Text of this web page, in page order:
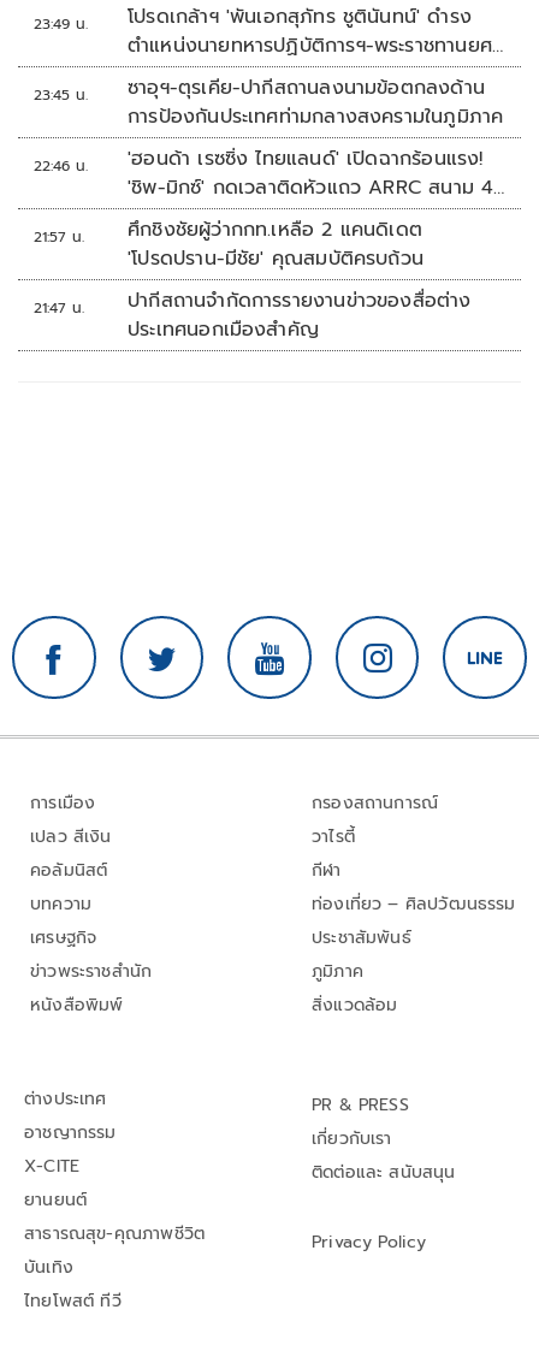
23:49 น.
โปรดเกล้าฯ 'พันเอกสุภัทร ชูตินันทน์' ดำรง
ตำแหน่งนายทหารปฏิบัติการฯ-พระราชทานยศ
'พลตรี'
23:45 น.
ซาอุฯ-ตุรเคีย-ปากีสถานลงนามข้อตกลงด้าน
การป้องกันประเทศท่ามกลางสงครามในภูมิภาค
22:46 น.
'ฮอนด้า เรซซิ่ง ไทยแลนด์' เปิดฉากร้อนแรง!
'ชิพ-มิกซ์' กดเวลาติดหัวแถว ARRC สนาม 4
ที่มัลดาลิกา
21:57 น.
ศึกชิงชัยผู้ว่ากกท.เหลือ 2 แคนดิเดต
'โปรดปราน-มีชัย' คุณสมบัติครบถ้วน
21:47 น.
ปากีสถานจำกัดการรายงานข่าวของสื่อต่าง
ประเทศนอกเมืองสำคัญ
การเมือง
เปลว สีเงิน
คอลัมนิสต์
บทความ
เศรษฐกิจ
ข่าวพระราชสำนัก
หนังสือพิมพ์
กรองสถานการณ์
วาไรตี้
กีฬา
ท่องเที่ยว – ศิลปวัฒนธรรม
ประชาสัมพันธ์
ภูมิภาค
สิ่งแวดล้อม
ต่างประเทศ
อาชญากรรม
X-CITE
ยานยนต์
สาธารณสุข-คุณภาพชีวิต
บันเทิง
ไทยโพสต์ ทีวี
PR & PRESS
เกี่ยวกับเรา
ติดต่อและ สนับสนุน
Privacy Policy